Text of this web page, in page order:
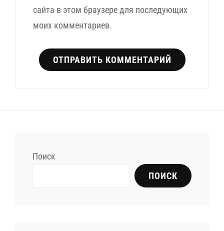
сайта в этом браузере для последующих
моих комментариев.
Поиск
ПОИСК